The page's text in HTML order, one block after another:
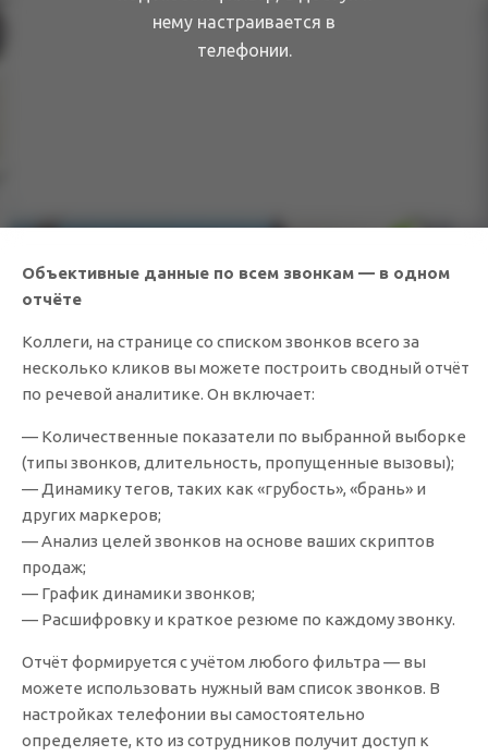
нему настраивается в
телефонии.
Объективные данные по всем звонкам — в одном
отчёте
Коллеги, на странице со списком звонков всего за
несколько кликов вы можете построить сводный отчёт
по речевой аналитике. Он включает:
— Количественные показатели по выбранной выборке
(типы звонков, длительность, пропущенные вызовы);
— Динамику тегов, таких как «грубость», «брань» и
других маркеров;
— Анализ целей звонков на основе ваших скриптов
продаж;
— График динамики звонков;
— Расшифровку и краткое резюме по каждому звонку.
Отчёт формируется с учётом любого фильтра — вы
можете использовать нужный вам список звонков. В
настройках телефонии вы самостоятельно
определяете, кто из сотрудников получит доступ к